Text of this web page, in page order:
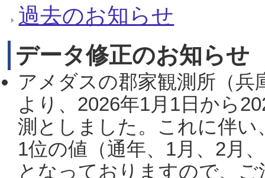
過去のお知らせ
データ修正のお知らせ
アメダスの郡家観測所（
より、2026年1月1日から
測としました。これに伴い
1位の値（通年、1月、2月
となっておりますので、